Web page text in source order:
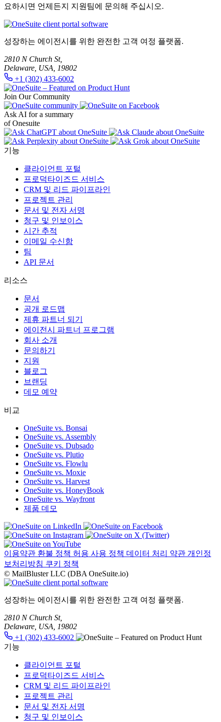
요하시면 언제든지 지원팀에 문의해 주십시오.
성장하는 에이전시를 위한 완전한 고객 여정 플랫폼.
2810 N Church St,
Delaware, USA, 19802
+1 (302) 433-6002
Join Our Community
Ask AI for a summary
of Onesuite
기능
클라이언트 포털
프로덕타이즈드 서비스
CRM 및 리드 파이프라인
프로젝트 관리
문서 및 전자 서명
청구 및 인보이스
시간 추적
이메일 수신함
팀
API 문서
리소스
문서
공개 로드맵
제휴 파트너 되기
에이전시 파트너 프로그램
회사 소개
문의하기
지원
블로그
브랜딩
데모 예약
비교
OneSuite vs. Bonsai
OneSuite vs. Assembly
OneSuite vs. Dubsado
OneSuite vs. Plutio
OneSuite vs. Flowlu
OneSuite vs. Moxie
OneSuite vs. Harvest
OneSuite vs. HoneyBook
OneSuite vs. Wayfront
제품 데모
이용약관 환불 정책 허용 사용 정책 데이터 처리 약관 개인정
보처리방침 쿠키 정책
© MailBluster LLC (DBA OneSuite.io)
성장하는 에이전시를 위한 완전한 고객 여정 플랫폼.
2810 N Church St,
Delaware, USA, 19802
+1 (302) 433-6002
기능
클라이언트 포털
프로덕타이즈드 서비스
CRM 및 리드 파이프라인
프로젝트 관리
문서 및 전자 서명
청구 및 인보이스